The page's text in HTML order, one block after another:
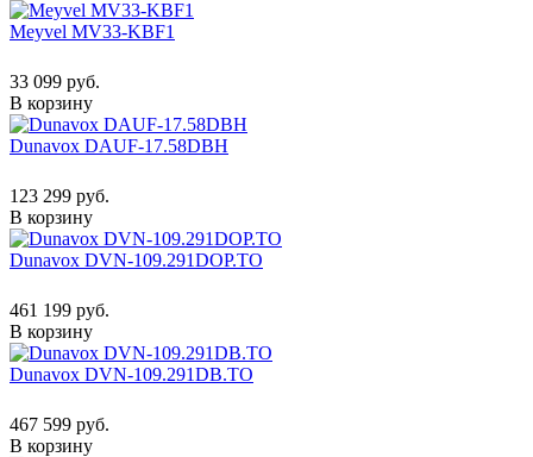
Meyvel MV33-KBF1
33 099 руб.
В корзину
Dunavox DAUF-17.58DBH
123 299 руб.
В корзину
Dunavox DVN-109.291DOP.TO
461 199 руб.
В корзину
Dunavox DVN-109.291DB.TO
467 599 руб.
В корзину